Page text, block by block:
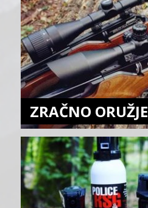
ZRAČNO ORUŽJE